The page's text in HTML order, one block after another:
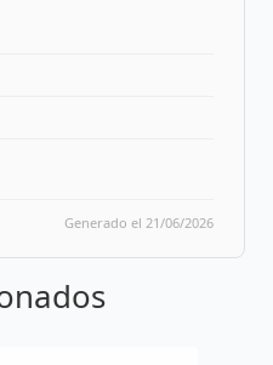
Generado el 21/06/2026